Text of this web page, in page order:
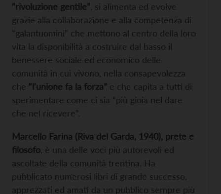
“rivoluzione gentile” , si alimenta ed evolve
grazie alla collaborazione e alla competenza di
“galantuomini” che mettono al centro della loro
vita la disponibilità a costruire dal basso il
benessere sociale ed economico delle
comunità in cui vivono, nella consapevolezza
che “l’unione fa la forza” e che capita a tutti di
sperimentare come ci sia “più gioia nel dare
che nel ricevere”.
Marcello Farina (Riva del Garda, 1940), prete e
filosofo , è una delle voci più autorevoli ed
ascoltate della comunità trentina. Ha
pubblicato numerosi libri di grande successo,
apprezzati ed amati da un pubblico sempre più